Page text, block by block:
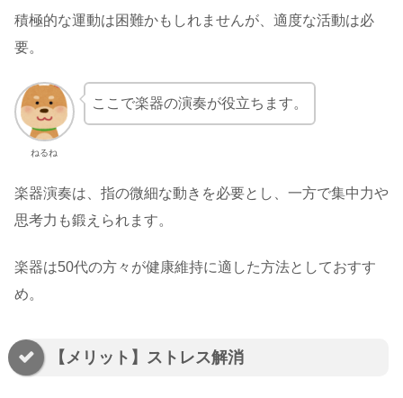
積極的な運動は困難かもしれませんが、適度な活動は必
要。
ねるね
ここで楽器の演奏が役立ちます。
楽器演奏は、指の微細な動きを必要とし、一方で集中力や
思考力も鍛えられます。
楽器は50代の方々が健康維持に適した方法としておすす
め。
【メリット】ストレス解消